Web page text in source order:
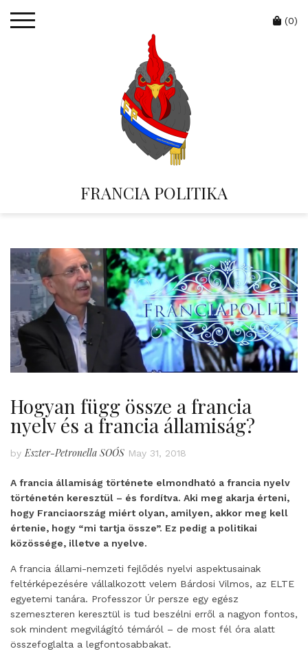
FRANCIA POLITIKA
Cart
(0)
Hogyan függ össze a francia
nyelv és a francia államiság?
by Eszter-Petronella SOÓS May 31, 2018
A francia államiság története elmondható a francia nyelv
történetén keresztül – és fordítva. Aki meg akarja érteni,
hogy Franciaország miért olyan, amilyen, akkor meg kell
értenie, hogy “mi tartja össze”. Ez pedig a politikai
közössége, illetve a nyelve.
A francia állami-nemzeti fejlődés nyelvi aspektusainak
feltérképezésére vállalkozott velem Bárdosi Vilmos, az ELTE
egyetemi tanára. Professzor Úr persze egy egész
szemeszteren keresztül is tud beszélni erről a nagyon fontos,
sok mindent megvilágító témáról – de most fél óra alatt
összefoglalta a legfontosabbakat.